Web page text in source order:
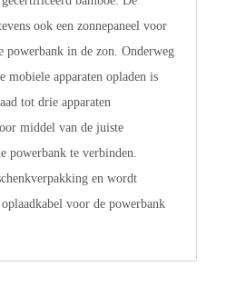
ook een zonnepaneel voor
powerbank in de zon. Onderweg
mobiele apparaten opladen is
tot drie apparaten
middel van de juiste
powerbank te verbinden.
en wordt
voor de powerbank